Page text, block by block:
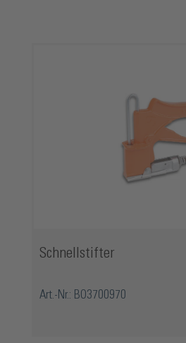
Schnellstifter
Art.-Nr.: BO3700970